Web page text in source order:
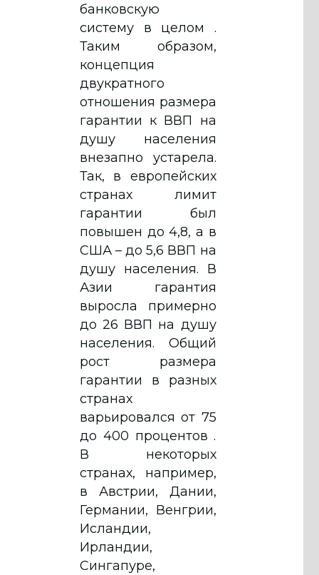
банковскую
систему в целом .
Таким образом,
концепция
двукратного
отношения размера
гарантии к ВВП на
душу населения
внезапно устарела.
Так, в европейских
странах лимит
гарантии был
повышен до 4,8, а в
США – до 5,6 ВВП на
душу населения. В
Азии гарантия
выросла примерно
до 26 ВВП на душу
населения. Общий
рост размера
гарантии в разных
странах
варьировался от 75
до 400 процентов .
В некоторых
странах, например,
в Австрии, Дании,
Германии, Венгрии,
Исландии,
Ирландии,
Сингапуре,